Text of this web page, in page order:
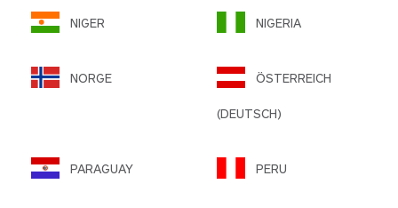
NIGER NIGERIA
NORGE ÖSTERREICH
(DEUTSCH)
PARAGUAY PERU